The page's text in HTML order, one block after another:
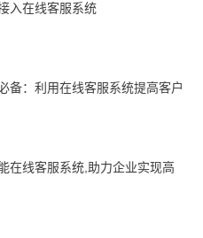
入在线客服系统
备：利用在线客服系统提高客户
在线客服系统,助力企业实现高